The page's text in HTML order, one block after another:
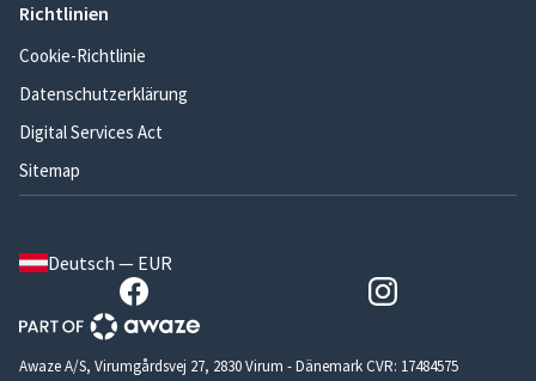
Richtlinien
Cookie-Richtlinie
Datenschutzerklärung
Digital Services Act
Sitemap
Deutsch — EUR
Awaze A/S, Virumgårdsvej 27, 2830 Virum - Dänemark CVR: 17484575